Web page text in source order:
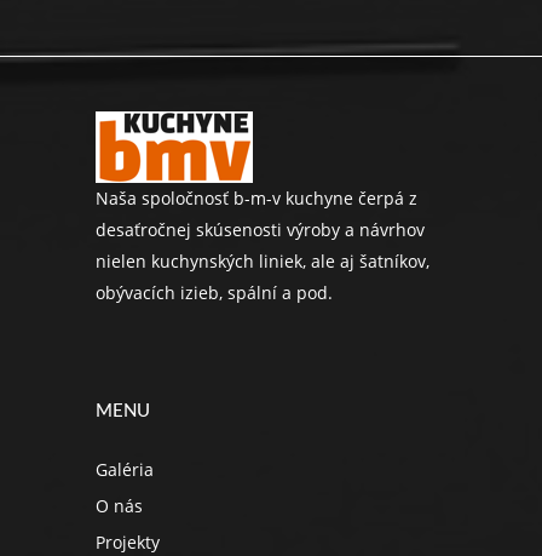
Naša spoločnosť b-m-v kuchyne čerpá z
desaťročnej skúsenosti výroby a návrhov
nielen kuchynských liniek, ale aj šatníkov,
obývacích izieb, spální a pod.
MENU
Galéria
O nás
Projekty